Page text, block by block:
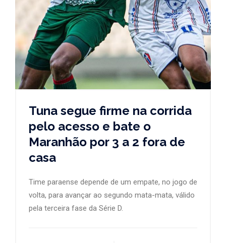
Tuna segue firme na corrida
pelo acesso e bate o
Maranhão por 3 a 2 fora de
casa
Time paraense depende de um empate, no jogo de
volta, para avançar ao segundo mata-mata, válido
pela terceira fase da Série D.